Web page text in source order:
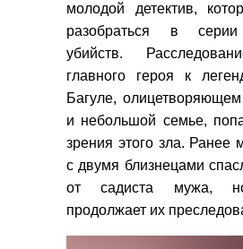
молодой детектив,
разобраться в серии
убийств.
главного героя к
Багуле,
и небольшой семье,
зрения этого зла. Ранее
с двумя близнецами
от садиста мужа,
продолжает их